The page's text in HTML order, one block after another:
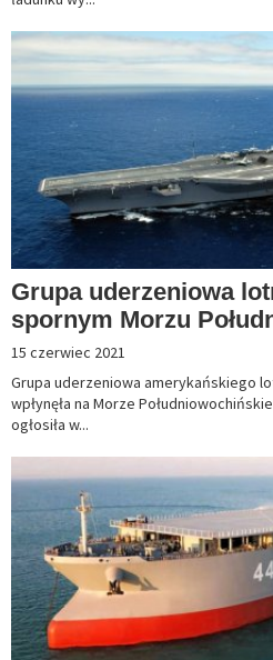
Grupa uderzeniowa
spornym Morzu
15 czerwiec 2021
Grupa uderzeniowa amerykańskiego
wpłynęła na Morze
ogłosiła w...